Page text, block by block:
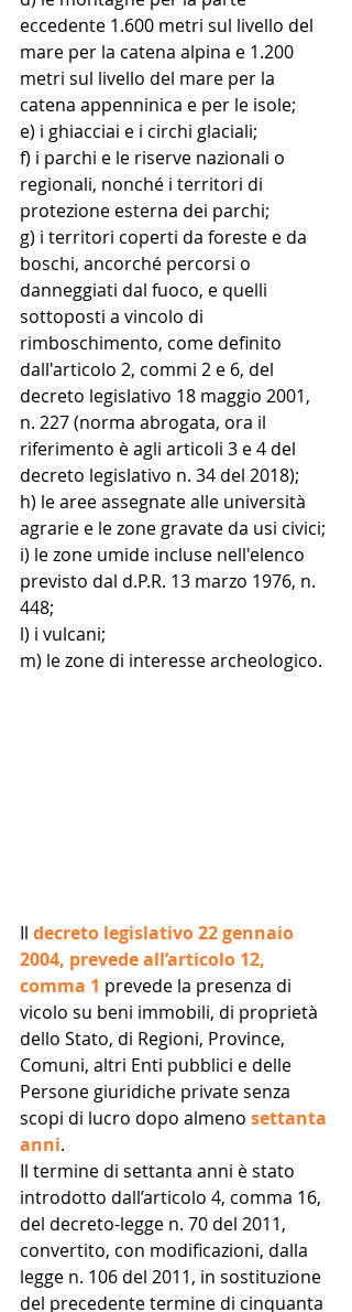
eccedente 1.600 metri sul livello del
mare per la catena alpina e 1.200
metri sul livello del mare per la
catena appenninica e per le isole;
e) i ghiacciai e i circhi glaciali;
f) i parchi e le riserve nazionali o
regionali, nonché i territori di
protezione esterna dei parchi;
g) i territori coperti da foreste e da
boschi, ancorché percorsi o
danneggiati dal fuoco, e quelli
sottoposti a vincolo di
rimboschimento, come definito
dall'articolo 2, commi 2 e 6, del
decreto legislativo 18 maggio 2001,
n. 227 (norma abrogata, ora il
riferimento è agli articoli 3 e 4 del
decreto legislativo n. 34 del 2018);
h) le aree assegnate alle università
agrarie e le zone gravate da usi civici;
i) le zone umide incluse nell'elenco
previsto dal d.P.R. 13 marzo 1976, n.
448;
l) i vulcani;
m) le zone di interesse archeologico.
Il decreto legislativo 22 gennaio
2004, prevede all’articolo 12,
comma 1 prevede la presenza di
vicolo su beni immobili, di proprietà
dello Stato, di Regioni, Province,
Comuni, altri Enti pubblici e delle
Persone giuridiche private senza
scopi di lucro dopo almeno settanta
anni.
Il termine di settanta anni è stato
introdotto dall’articolo 4, comma 16,
del decreto-legge n. 70 del 2011,
convertito, con modificazioni, dalla
legge n. 106 del 2011, in sostituzione
del precedente termine di cinquanta